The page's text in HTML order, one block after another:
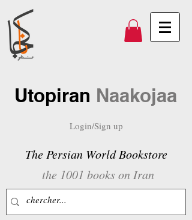
Utopiran Naakojaa
Login/Sign up
The Persian World Bookstore
the 1001 books on Iran